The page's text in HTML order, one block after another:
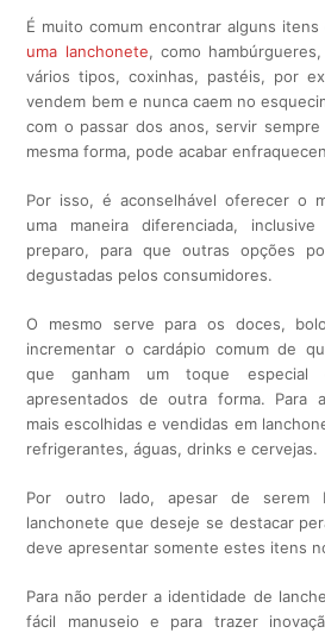
É muito comum encontrar alguns itens
uma lanchonete, como
vários tipos, coxinhas, pastéis, por
vendem bem e nunca caem no
com o passar dos anos, servir
mesma forma, pode acabar
Por isso, é aconselhável oferecer o
uma maneira diferenciada,
preparo, para que outras opções
degustadas pelos consumidores.
O mesmo serve para os doces,
incrementar o cardápio comum de
que ganham um toque especial
apresentados de outra forma. Para
mais escolhidas e vendidas em
refrigerantes, águas, drinks e cervejas.
Por outro lado, apesar de serem
lanchonete que deseje se destacar
deve apresentar somente estes itens
Para não perder a identidade de
fácil manuseio e para trazer